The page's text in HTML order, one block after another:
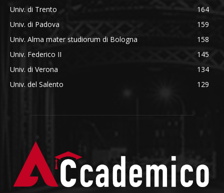
Univ. di Trento
164
Univ. di Padova
159
Univ. Alma mater studiorum di Bologna
158
Univ. Federico II
145
Univ. di Verona
134
Univ. del Salento
129